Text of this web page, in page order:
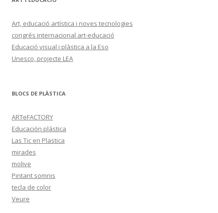
Art, educació artística i noves tecnologies
congrés internacional art-educació
Educació visual i plàstica a la Eso
Unesco, projecte LEA
BLOCS DE PLÀSTICA
ARTeFACTORY
Educación plástica
Las Tic en Plastica
mirades
molive
Pintant somnis
tecla de color
Veure